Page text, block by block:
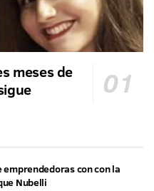
meses de
con con la
Nubelli